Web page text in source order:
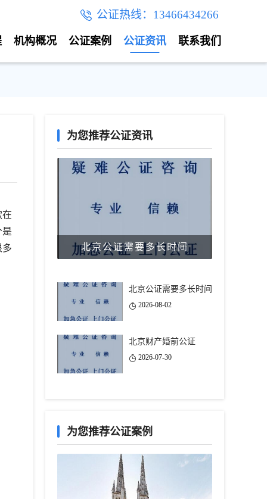
公证热线：13466434266
联系我们
公证资讯
公证案例
机构概况
是
多
为您推荐公证资讯
北京公证需要多长时间
北京公证需要多长时间
2026-08-02
北京财产婚前公证
2026-07-30
为您推荐公证案例